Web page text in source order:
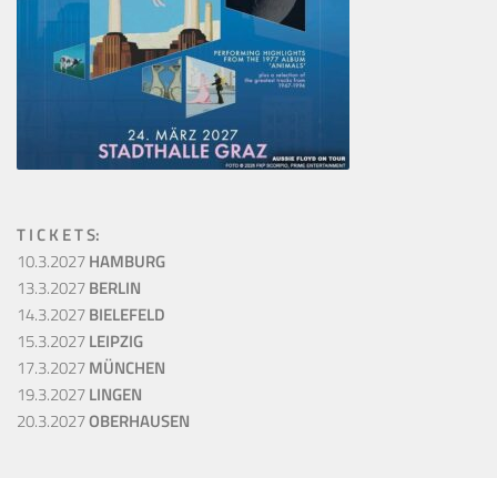
T I C K E T S:
10.3.2027HAMBURG
13.3.2027BERLIN
14.3.2027BIELEFELD
15.3.2027LEIPZIG
17.3.2027MÜNCHEN
19.3.2027LINGEN
20.3.2027OBERHAUSEN